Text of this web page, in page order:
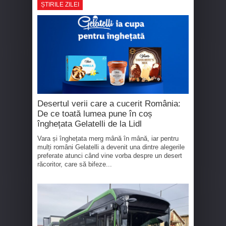
ȘTIRILE ZILEI
Desertul verii care a cucerit România:
De ce toată lumea pune în coș
înghețata Gelatelli de la Lidl
Vara și înghețata merg mână în mână, iar pentru
mulți români Gelatelli a devenit una dintre alegerile
preferate atunci când vine vorba despre un desert
răcoritor, care să bifeze...